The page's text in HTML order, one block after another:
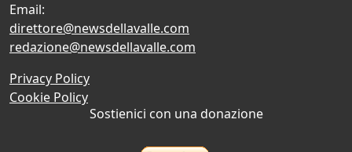
Email:
direttore@newsdellavalle.com
redazione@newsdellavalle.com
Privacy Policy
Cookie Policy
Sostienici con una donazione